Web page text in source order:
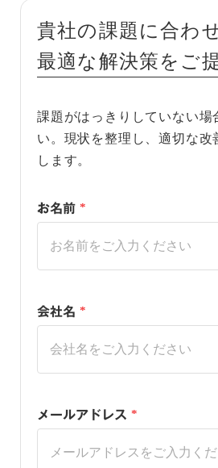
貴社の課題に合わ
最適な解決策をご
課題がはっきりしていない場
い。現状を整理し、適切な改
します。
お名前 *
会社名 *
メールアドレス *